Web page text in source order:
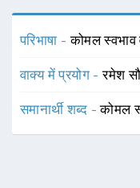
परिभाषा -कोमल स्वभाव
वाक्य में प्रयोग -रमेश
समानार्थी शब्द -कोमल